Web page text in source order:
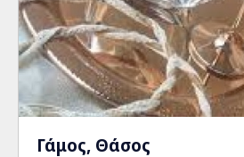
Γάμος, Θάσος